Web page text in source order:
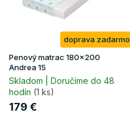
u
k
t
o
v
doprava zadarmo
Penový matrac 180x200
Andrea 15
Skladom | Doručíme do 48
hodín (1 ks)
179 €